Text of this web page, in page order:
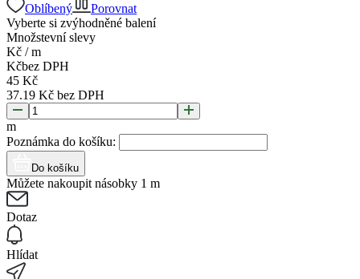
Oblíbený
Porovnat
Vyberte si zvýhodněné balení
Množstevní slevy
Kč /m
Kčbez DPH
45 Kč
37.19 Kč bez DPH
m
Poznámka do košíku:
Do košíku
Můžete nakoupit násobky 1 m
Dotaz
Hlídat